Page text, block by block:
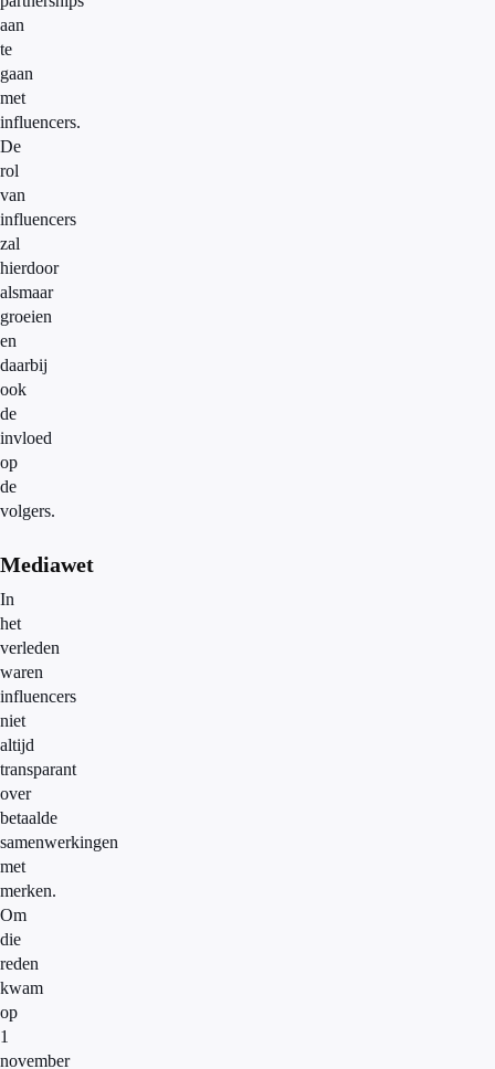
aan
te
gaan
met
influencers.
De
rol
van
influencers
zal
hierdoor
alsmaar
groeien
en
daarbij
ook
de
invloed
op
de
volgers.
Mediawet
In
het
verleden
waren
influencers
niet
altijd
transparant
over
betaalde
samenwerkingen
met
merken.
Om
die
reden
kwam
op
1
november